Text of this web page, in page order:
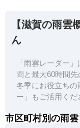
【滋賀の雨雲
ん
「雨雲レーダー
間と最大60時間先
冬季にお役立ち
ー」もご活用くだ
市区町村別の雨